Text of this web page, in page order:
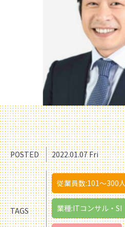
POSTED 2022.01.07 Fri
TAGS
従業員数:101〜300人
業種:ITコンサル・SI